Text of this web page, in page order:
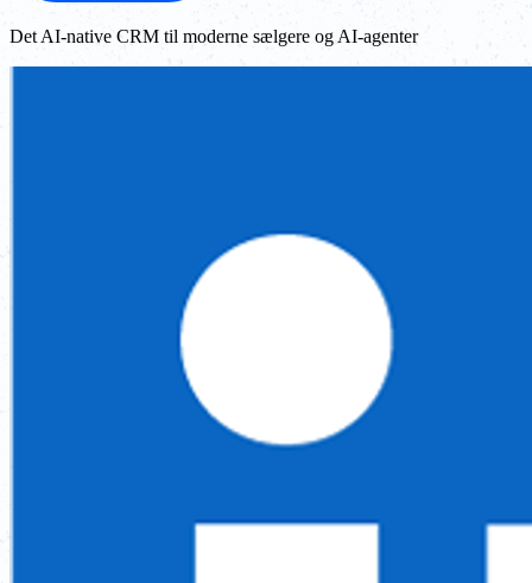
Det AI-native CRM til moderne sælgere og AI-agenter